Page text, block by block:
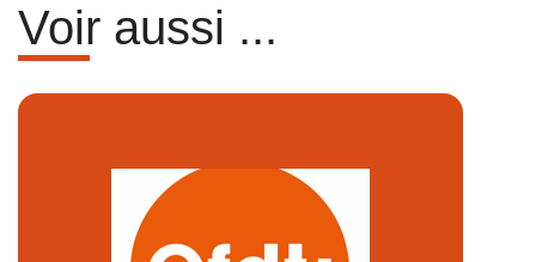
Voir aussi ...